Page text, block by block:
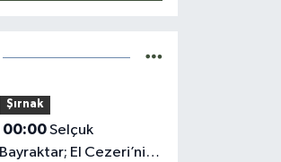
Şırnak
00:00Selçuk
Bayraktar; El Cezeri’nin